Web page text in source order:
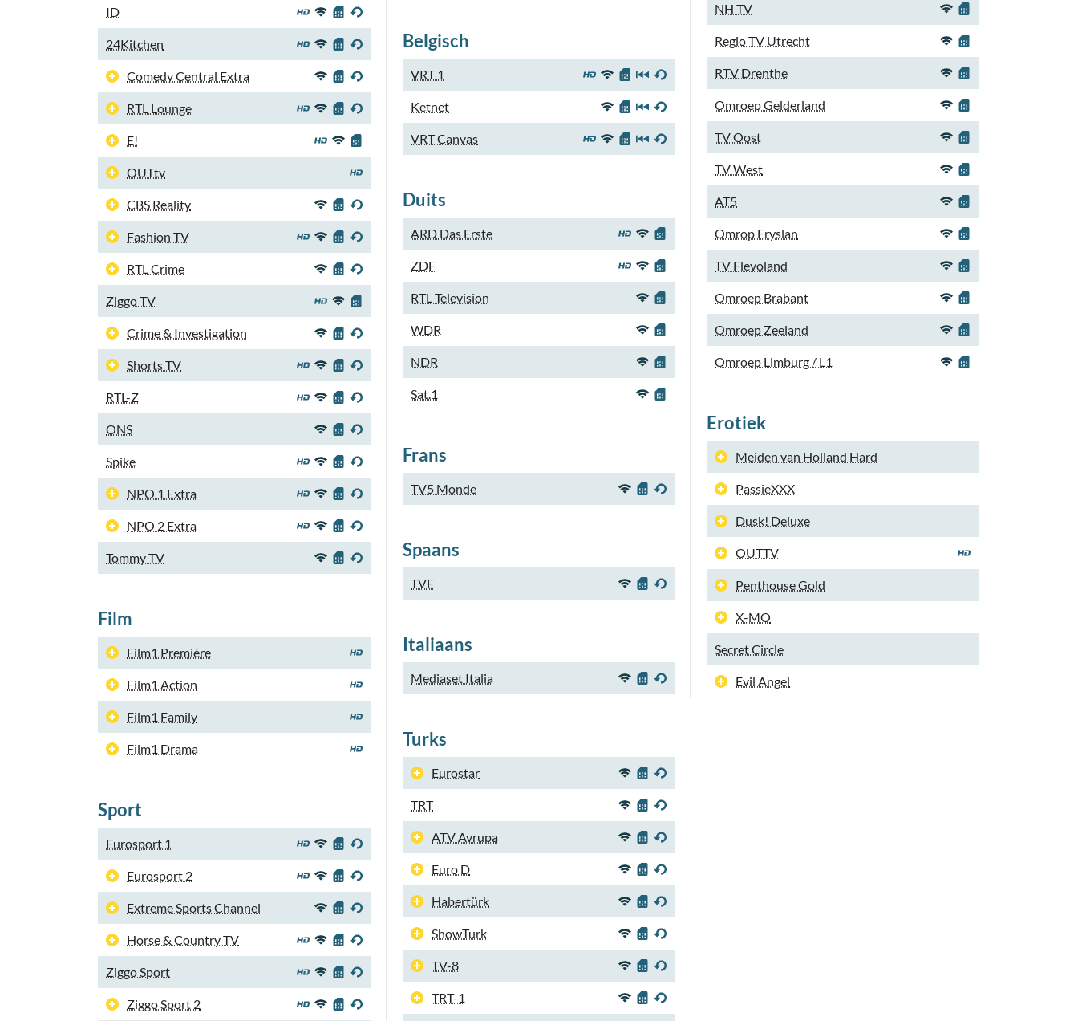
ID
24Kitchen
Comedy Central Extra
RTL Lounge
E!
OUTtv
CBS Reality
Fashion TV
RTL Crime
Ziggo TV
Crime & Investigation
Shorts TV
RTL-Z
ONS
Spike
NPO 1 Extra
NPO 2 Extra
Tommy TV
Film
Film1 Première
Film1 Action
Film1 Family
Film1 Drama
Sport
Eurosport 1
Eurosport 2
Extreme Sports Channel
Horse & Country TV
Ziggo Sport
Ziggo Sport 2
Belgisch
VRT 1
Ketnet
VRT Canvas
Duits
ARD Das Erste
ZDF
RTL Television
WDR
NDR
Sat.1
Frans
TV5 Monde
Spaans
TVE
Italiaans
Mediaset Italia
Turks
Eurostar
TRT
ATV Avrupa
Euro D
Habertürk
ShowTurk
TV-8
TRT-1
NH TV
Regio TV Utrecht
RTV Drenthe
Omroep Gelderland
TV Oost
TV West
AT5
Omrop Fryslan
TV Flevoland
Omroep Brabant
Omroep Zeeland
Omroep Limburg / L1
Erotiek
Meiden van Holland Hard
PassieXXX
Dusk! Deluxe
OUTTV
Penthouse Gold
X-MO
Secret Circle
Evil Angel